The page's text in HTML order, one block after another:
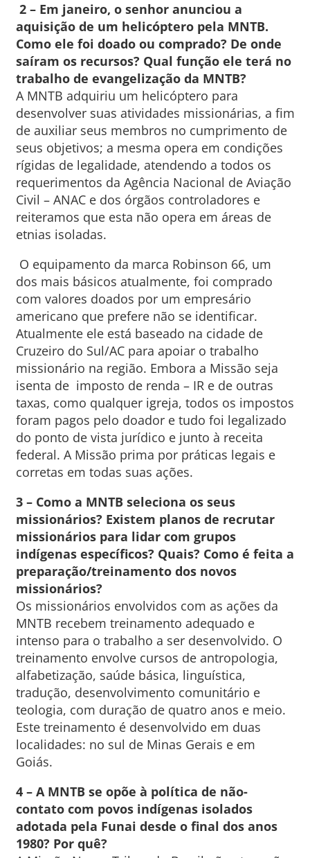
2 – Em janeiro, o senhor anunciou a
aquisição de um helicóptero pela MNTB.
Como ele foi doado ou comprado? De onde
saíram os recursos? Qual função ele terá no
trabalho de evangelização da MNTB?
A MNTB adquiriu um helicóptero para
desenvolver suas atividades missionárias, a fim
de auxiliar seus membros no cumprimento de
seus objetivos; a mesma opera em condições
rígidas de legalidade, atendendo a todos os
requerimentos da Agência Nacional de Aviação
Civil – ANAC e dos órgãos controladores e
reiteramos que esta não opera em áreas de
etnias isoladas.
O equipamento da marca Robinson 66, um
dos mais básicos atualmente, foi comprado
com valores doados por um empresário
americano que prefere não se identificar.
Atualmente ele está baseado na cidade de
Cruzeiro do Sul/AC para apoiar o trabalho
missionário na região. Embora a Missão seja
isenta de imposto de renda – IR e de outras
taxas, como qualquer igreja, todos os impostos
foram pagos pelo doador e tudo foi legalizado
do ponto de vista jurídico e junto à receita
federal. A Missão prima por práticas legais e
corretas em todas suas ações.
3 – Como a MNTB seleciona os seus
missionários? Existem planos de recrutar
missionários para lidar com grupos
indígenas específicos? Quais? Como é feita a
preparação/treinamento dos novos
missionários?
Os missionários envolvidos com as ações da
MNTB recebem treinamento adequado e
intenso para o trabalho a ser desenvolvido. O
treinamento envolve cursos de antropologia,
alfabetização, saúde básica, linguística,
tradução, desenvolvimento comunitário e
teologia, com duração de quatro anos e meio.
Este treinamento é desenvolvido em duas
localidades: no sul de Minas Gerais e em
Goiás.
4 – A MNTB se opõe à política de não-
contato com povos indígenas isolados
adotada pela Funai desde o final dos anos
1980? Por quê?